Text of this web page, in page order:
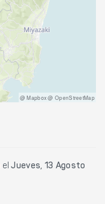
@ Mapbox @ OpenStreetMap
elJueves, 13 Agosto